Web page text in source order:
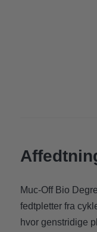
Muc-Off Bio
fedtpletter fra
hvor genstridige